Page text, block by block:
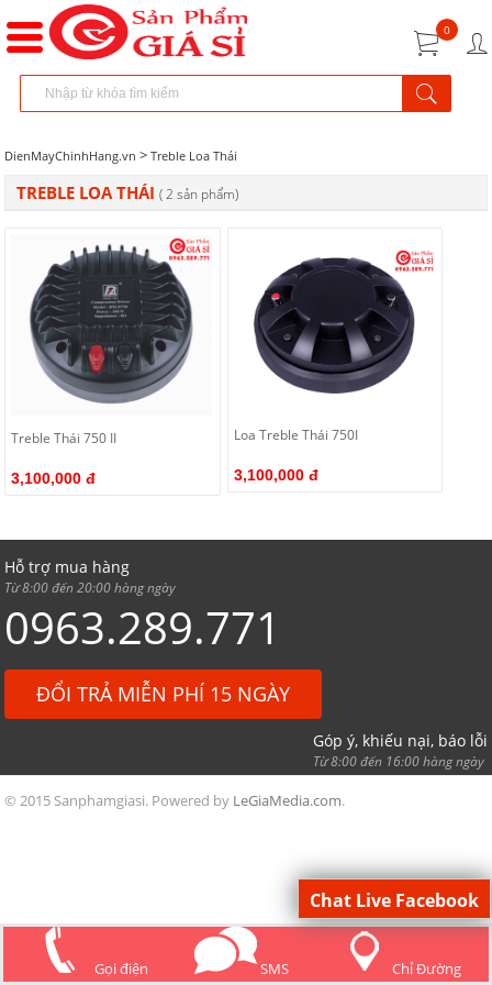
0
DienMayChinhHang.vn > Treble Loa Thái
TREBLE LOA THÁI( 2 sản phẩm)
Treble Thái 750 II
3,100,000 đ
Loa Treble Thái 750I
3,100,000 đ
Hỗ trợ mua hàng
Từ 8:00 đến 20:00 hàng ngày
0963.289.771
ĐỔI TRẢ MIỄN PHÍ 15 NGÀY
Góp ý, khiếu nại, báo lỗi
Từ 8:00 đến 16:00 hàng ngày
© 2015 Sanphamgiasi. Powered by LeGiaMedia.com.
Gọi điện SMS Chỉ Đường
Chat Live Facebook